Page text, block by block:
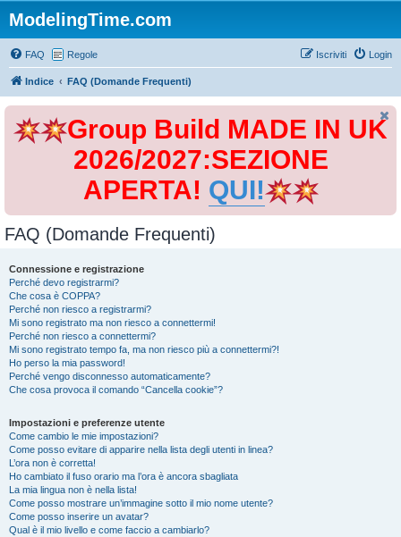
ModelingTime.com
FAQ Regole Login
Iscriviti
Indice FAQ (Domande Frequenti)
Group Build MADE IN UK
2026/2027:SEZIONE
APERTA! QUI!
FAQ (Domande Frequenti)
Connessione e registrazione
Perché devo registrarmi?
Che cosa è COPPA?
Perché non riesco a registrarmi?
Mi sono registrato ma non riesco a connettermi!
Perché non riesco a connettermi?
Mi sono registrato tempo fa, ma non riesco più a connettermi?!
Ho perso la mia password!
Perché vengo disconnesso automaticamente?
Che cosa provoca il comando “Cancella cookie”?
Impostazioni e preferenze utente
Come cambio le mie impostazioni?
Come posso evitare di apparire nella lista degli utenti in linea?
L’ora non è corretta!
Ho cambiato il fuso orario ma l’ora è ancora sbagliata
La mia lingua non è nella lista!
Come posso mostrare un’immagine sotto il mio nome utente?
Come posso inserire un avatar?
Qual è il mio livello e come faccio a cambiarlo?